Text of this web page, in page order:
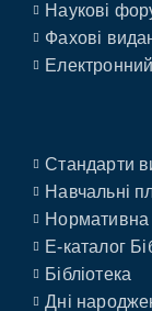
Наукові
Фахові
Електронний
Стандарти
Навчальні
Нормативна
E-каталог
Бібліотека
Дні